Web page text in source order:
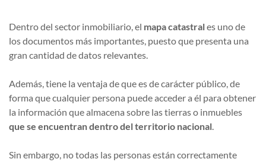
Dentro del sector inmobiliario, el mapa catastrales uno de
los documentos más importantes, puesto que presenta una
gran cantidad de datos relevantes.
Además, tiene la ventaja de que es de carácter público, de
forma que cualquier persona puede acceder a él para obtener
la información que almacena sobre las tierras o inmuebles
que se encuentran dentro del territorio nacional.
Sin embargo, no todas las personas están correctamente